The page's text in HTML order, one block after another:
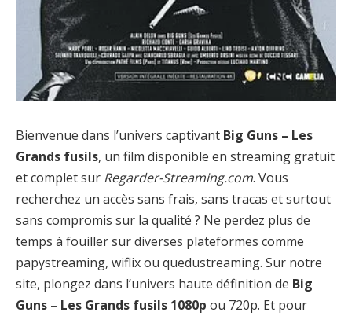
Bienvenue dans l’univers captivant Big Guns – Les
Grands fusils, un film disponible en streaming gratuit
et complet sur Regarder-Streaming.com. Vous
recherchez un accès sans frais, sans tracas et surtout
sans compromis sur la qualité ? Ne perdez plus de
temps à fouiller sur diverses plateformes comme
papystreaming, wiflix ou quedustreaming. Sur notre
site, plongez dans l’univers haute définition de Big
Guns – Les Grands fusils 1080p ou 720p. Et pour